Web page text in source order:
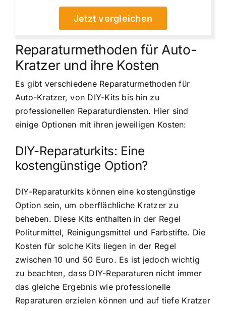
Jetzt vergleichen
Reparaturmethoden für Auto-
Kratzer und ihre Kosten
Es gibt verschiedene Reparaturmethoden für
Auto-Kratzer, von DIY-Kits bis hin zu
professionellen Reparaturdiensten. Hier sind
einige Optionen mit ihren jeweiligen Kosten:
DIY-Reparaturkits: Eine
kostengünstige Option?
DIY-Reparaturkits können eine kostengünstige
Option sein, um oberflächliche Kratzer zu
beheben. Diese Kits enthalten in der Regel
Politurmittel, Reinigungsmittel und Farbstifte. Die
Kosten für solche Kits liegen in der Regel
zwischen 10 und 50 Euro. Es ist jedoch wichtig
zu beachten, dass DIY-Reparaturen nicht immer
das gleiche Ergebnis wie professionelle
Reparaturen erzielen können und auf tiefe Kratzer